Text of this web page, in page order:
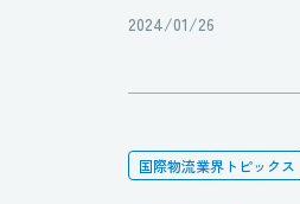
2024/01/26
国際物流業界トピックス